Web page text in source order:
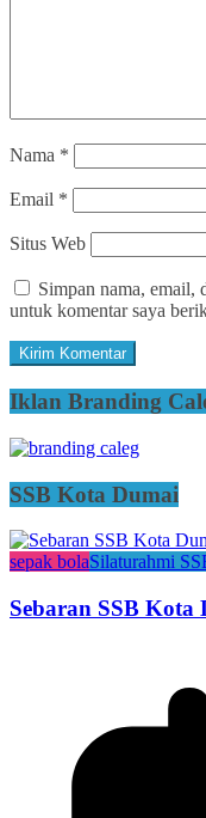
Nama *
Email *
Situs Web
Simpan nama, email,
untuk komentar saya
Iklan Branding
SSB Kota Dumai
sepak bolaSilaturahmi
Sebaran SSB Kota